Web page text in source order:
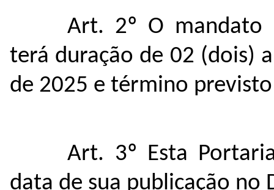
Art. 2º O mandato
terá duração de 02 (dois)
de 2025 e término
Art. 3º Esta
data de sua publicação no